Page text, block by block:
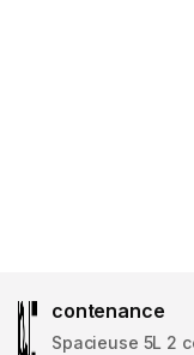
contenance
Spacieuse 5L 2